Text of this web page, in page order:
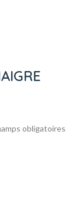
obligatoires